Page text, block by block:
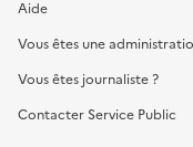
Aide
Vous êtes une
Vous êtes journaliste ?
Contacter Service Public